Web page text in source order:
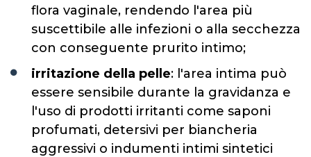
flora vaginale, rendendo l'area più
suscettibile alle infezioni o alla secchezza
con conseguente prurito intimo;
irritazione della pelle: l'area intima può
essere sensibile durante la gravidanza e
l'uso di prodotti irritanti come saponi
profumati, detersivi per biancheria
aggressivi o indumenti intimi sintetici